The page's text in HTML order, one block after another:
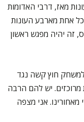
העונות מאז, דרבי האדומות
אחת מארבע העונות
זה יהיה מפגש ראשון
למשחק חוץ קשה נגד
יש להם הרבה
מאחורינו. אני מצפה